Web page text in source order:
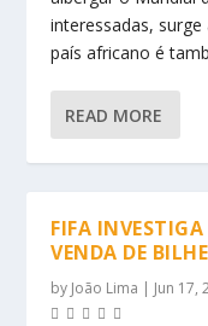
interessadas,
país africano é
READ MORE
FIFA
VENDA DE
by João Lima | Jun 17,